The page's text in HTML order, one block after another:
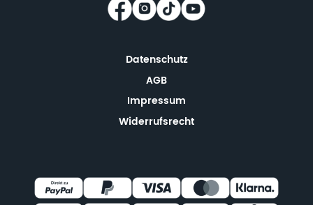
Datenschutz
AGB
Impressum
Widerrufsrecht